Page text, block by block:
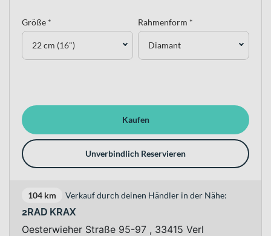
Größe *
22 cm (16")
Rahmenform *
Diamant
Kaufen
Unverbindlich Reservieren
104 km Verkauf durch deinen Händler in der Nähe:
2RAD KRAX
Oesterwieher Straße 95-97 , 33415 Verl